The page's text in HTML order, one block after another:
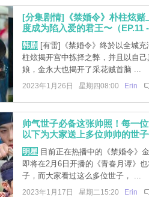
[分集剧情]《禁婚令》朴柱炫
度成为陷入爱的君王〜（EP.11 -
韩剧 [有雷]《禁婚令》终於以全城
柱炫揭开宫中拣择之弊，并且以自
娘，金永大也揭开了采花贼首脑 ...
2023年1月26日 星期四08:00 Erin
帅气世子必备这张帅照！每一
以下为大家送上多位帅帅的世
明星目前正在热播中的《禁婚令》
即将在2月6日开播的《青春月谭》
子，而大家看过这么多位世子， ...
2023年1月17日 星期二15:20 Erin